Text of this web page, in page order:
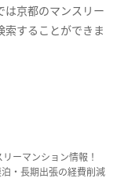
は京都のマンスリー
索することができま
ーマンション情報！
・長期出張の経費削減